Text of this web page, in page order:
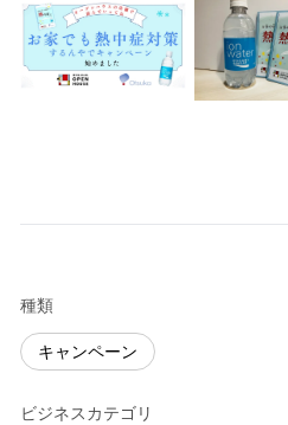
種類
キャンペーン
ビジネスカテゴリ